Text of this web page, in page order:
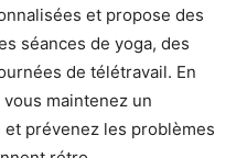
et propose des
séances de yoga, des
de télétravail. En
maintenez un
prévenez les problèmes